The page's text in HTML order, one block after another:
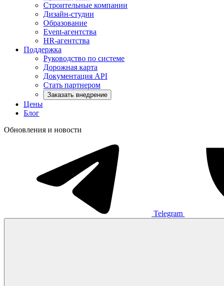
Строительные компании
Дизайн-студии
Образование
Event-агентства
HR-агентства
Поддержка
Руководство по системе
Дорожная карта
Документация API
Стать партнером
Заказать внедрение
Цены
Блог
Обновления и новости
Telegram